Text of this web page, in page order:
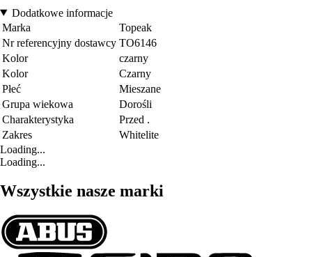
Dodatkowe informacje
Marka
Topeak
Nr referencyjny dostawcy TO6146
Kolor
czarny
Kolor
Czarny
Płeć
Mieszane
Grupa wiekowa
Dorośli
Charakterystyka
Przed .
Zakres
Whitelite
Loading...
Loading...
Wszystkie nasze marki